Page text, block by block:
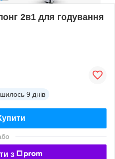
2в1 для годування
9 днів
з